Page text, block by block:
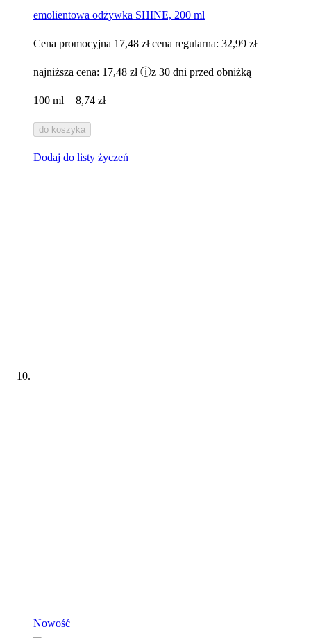
emolientowa odżywka SHINE, 200 ml
Cena promocyjna 17,48 zł cena regularna: 32,99 zł
najniższa cena: 17,48 zł ⓘz 30 dni przed obniżką
100 ml = 8,74 zł
do koszyka
Dodaj do listy życzeń
Nowość